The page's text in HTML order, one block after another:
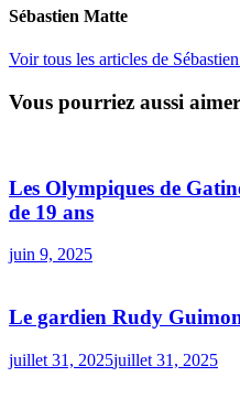
Sébastien Matte
Voir tous les articles de
Vous pourriez aussi aimer
Les Olympiques de
de 19 ans
juin 9, 2025
Le gardien Rudy
juillet 31, 2025juillet 31, 2025